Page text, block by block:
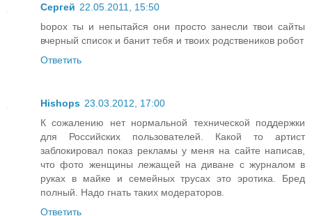
Сергей 22.05.2011, 15:50
bopox ты и непытайся они просто занесли твои сайты
вчерный список и банит тебя и твоих родствеников робот
Ответить
Hishops 23.03.2012, 17:00
К сожалению нет нормальной технической поддержки
для Российских пользователей. Какой то артист
заблокировал показ рекламы у меня на сайте написав,
что фото женщины лежащей на диване с журналом в
руках в майке и семейных трусах это эротика. Бред
полный. Надо гнать таких модераторов.
Ответить